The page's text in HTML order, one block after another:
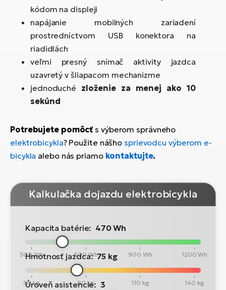
kódom na displeji
napájanie mobilných zariadení
prostredníctvom USB konektora na
riadidlách
veľmi presný snímač aktivity jazdca
uzavretý v šliapacom mechanizme
jednoduché zloženie za menej ako 10
sekúnd
Potrebujete pomôcť s výberom správneho
elektrobicykla? Použite nášho sprievodcu výberom e-
bicykla alebo nás priamo kontaktujte.
Kalkulačka dojazdu elektrobicykla
Kapacita batérie: 470 Wh
300 Wh 600 Wh 900 Wh 1200 Wh
Hmotnosť jazdca: 75 kg
50 kg 80 kg 110 kg 140 kg
Úroveň asistencie: 3